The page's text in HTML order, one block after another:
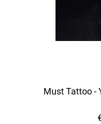
Must Tattoo -